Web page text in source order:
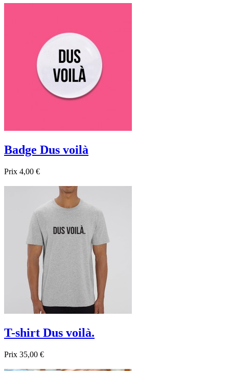
Badge Dus voilà
Prix 4,00 €
Aperçu rapide
T-shirt Dus voilà.
Prix 35,00 €